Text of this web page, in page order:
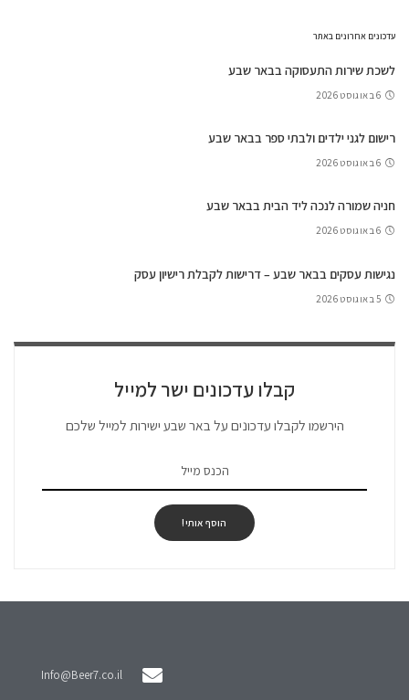
עדכונים אחרונים באתר
לשכת שירות התעסוקה בבאר שבע
6 באוגוסט 2026
רישום לגני ילדים ולבתי ספר בבאר שבע
6 באוגוסט 2026
חניה שמורה לנכה ליד הבית בבאר שבע
6 באוגוסט 2026
נגישות עסקים בבאר שבע – דרישות לקבלת רישיון עסק
5 באוגוסט 2026
קבלו עדכונים ישר למייל
הירשמו לקבלו עדכונים על באר שבע ישירות למייל שלכם
הוסף אותי!
Info@Beer7.co.il